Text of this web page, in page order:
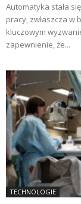
Automatyka stała
pracy, zwłaszcza w
kluczowym
zapewnienie, że...
TECHNOLOGIE